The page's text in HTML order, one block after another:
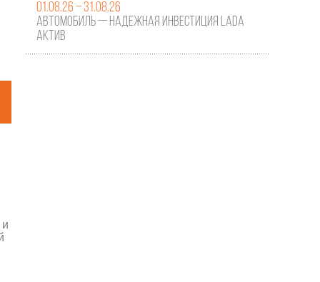
01.08.26 – 31.08.26
Автомобиль — надежная инвестиция LADA
Актив